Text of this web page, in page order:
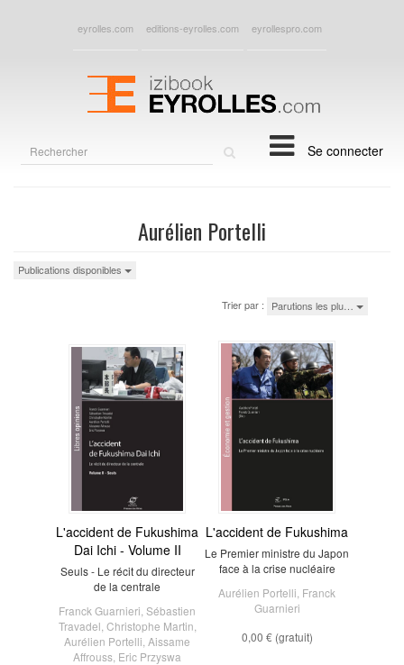
eyrolles.com editions-eyrolles.com eyrollespro.com
Se connecter
Aurélien Portelli
Publications disponibles
Trier par : Parutions les plu…
L'accident de Fukushima
Dai Ichi - Volume II
Seuls - Le récit du directeur
de la centrale
Franck Guarnieri Sébastien
Travadel Christophe Martin
Aurélien Portelli Aissame
Affrouss Eric Przyswa
L'accident de Fukushima
Le Premier ministre du Japon
face à la crise nucléaire
Aurélien Portelli Franck
Guarnieri
0,00 € (gratuit)